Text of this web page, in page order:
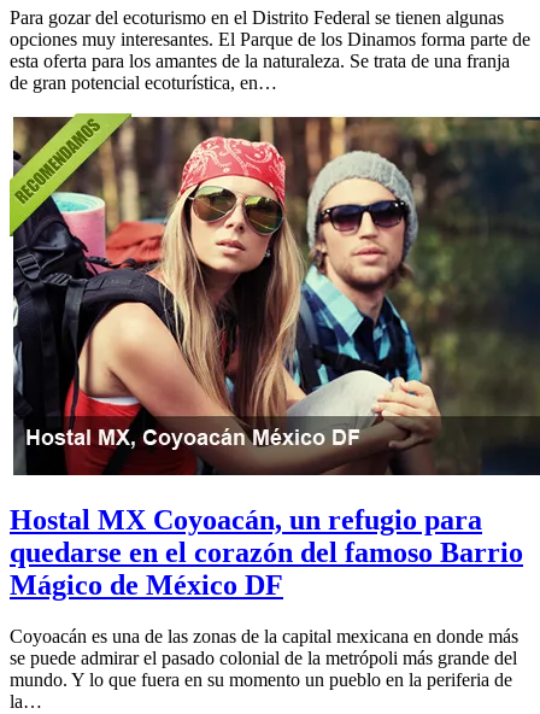
Para gozar del ecoturismo en el Distrito Federal se tienen algunas
opciones muy interesantes. El Parque de los Dinamos forma parte de
esta oferta para los amantes de la naturaleza. Se trata de una franja
de gran potencial ecoturística, en…
Hostal MX Coyoacán, un refugio para
quedarse en el corazón del famoso Barrio
Mágico de México DF
Coyoacán es una de las zonas de la capital mexicana en donde más
se puede admirar el pasado colonial de la metrópoli más grande del
mundo. Y lo que fuera en su momento un pueblo en la periferia de
la…